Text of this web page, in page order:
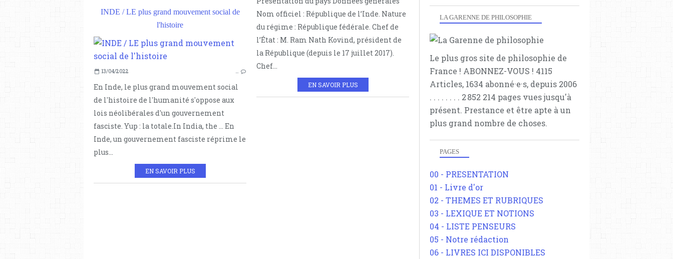
Nom officiel : République de l’Inde. Nature
du régime : République fédérale. Chef de
l’État : M. Ram Nath Kovind, président de
la République (depuis le 17 juillet 2017).
Chef...
EN SAVOIR PLUS
INDE / LE plus grand mouvement social de
l'histoire
MANIFESTATIONS
13/04/2022 …
En Inde, le plus grand mouvement social
de l'histoire de l'humanité s'oppose aux
lois néolibérales d'un gouvernement
fasciste. Yup : la totale.In India, the ... En
Inde, un gouvernement fasciste réprime le
plus...
EN SAVOIR PLUS
LA GARENNE DE PHILOSOPHIE
Le plus gros site de philosophie de
France ! ABONNEZ-VOUS ! 4115
Articles, 1634 abonné·e·s, depuis 2006
. . . . . . . . 2 852 214 pages vues jusqu'à
présent. Prestance et être apte à un
plus grand nombre de choses.
PAGES
00 - PRESENTATION
01 - Livre d'or
02 - THEMES ET RUBRIQUES
03 - LEXIQUE ET NOTIONS
04 - LISTE PENSEURS
05 - Notre rédaction
06 - LIVRES ICI DISPONIBLES